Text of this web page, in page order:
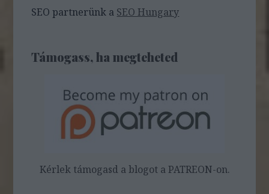
SEO partnerünk a SEO Hungary
Támogass, ha megteheted
Kérlek támogasd a blogot a PATREON-on.